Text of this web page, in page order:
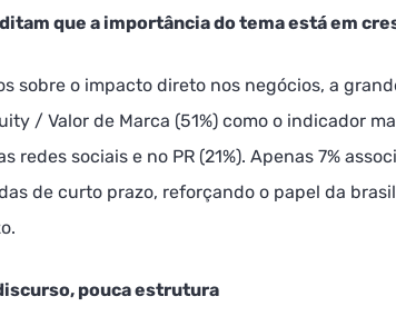
que a importância do tema está em
sobre o impacto direto nos negócios, a
/ Valor de Marca (51%) como o indicador
redes sociais e no PR (21%). Apenas 7%
de curto prazo, reforçando o papel da
pouca estrutura